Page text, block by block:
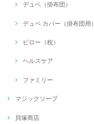
デュベ（掛布団）
デュベ カバー（掛布団用）
ピロー（枕）
ヘルスケア
ファミリー
マジックソープ
貝塚商店